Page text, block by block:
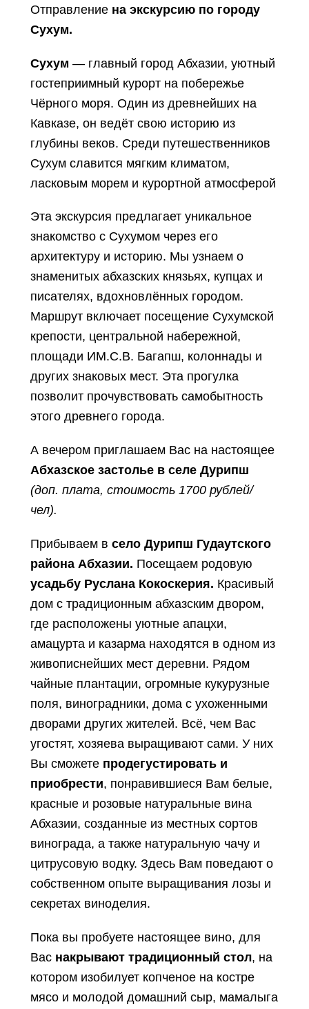
Отправление на экскурсию по городу
Сухум.
Сухум — главный город Абхазии, уютный
гостеприимный курорт на побережье
Чёрного моря. Один из древнейших на
Кавказе, он ведёт свою историю из
глубины веков. Среди путешественников
Сухум славится мягким климатом,
ласковым морем и курортной атмосферой
Эта экскурсия предлагает уникальное
знакомство с Сухумом через его
архитектуру и историю. Мы узнаем о
знаменитых абхазских князьях, купцах и
писателях, вдохновлённых городом.
Маршрут включает посещение Сухумской
крепости, центральной набережной,
площади ИМ.С.В. Багапш, колоннады и
других знаковых мест. Эта прогулка
позволит прочувствовать самобытность
этого древнего города.
А вечером приглашаем Вас на настоящее
Абхазское застолье в селе Дурипш
(доп. плата, стоимость 1700 рублей/
чел).
Прибываем в село Дурипш Гудаутского
района Абхазии. Посещаем родовую
усадьбу Руслана Кокоскерия. Красивый
дом с традиционным абхазским двором,
где расположены уютные апацхи,
амацурта и казарма находятся в одном из
живописнейших мест деревни. Рядом
чайные плантации, огромные кукурузные
поля, виноградники, дома с ухоженными
дворами других жителей. Всё, чем Вас
угостят, хозяева выращивают сами. У них
Вы сможете продегустировать и
приобрести, понравившиеся Вам белые,
красные и розовые натуральные вина
Абхазии, созданные из местных сортов
винограда, а также натуральную чачу и
цитрусовую водку. Здесь Вам поведают о
собственном опыте выращивания лозы и
секретах виноделия.
Пока вы пробуете настоящее вино, для
Вас накрывают традиционный стол, на
котором изобилует копченое на костре
мясо и молодой домашний сыр, мамалыга